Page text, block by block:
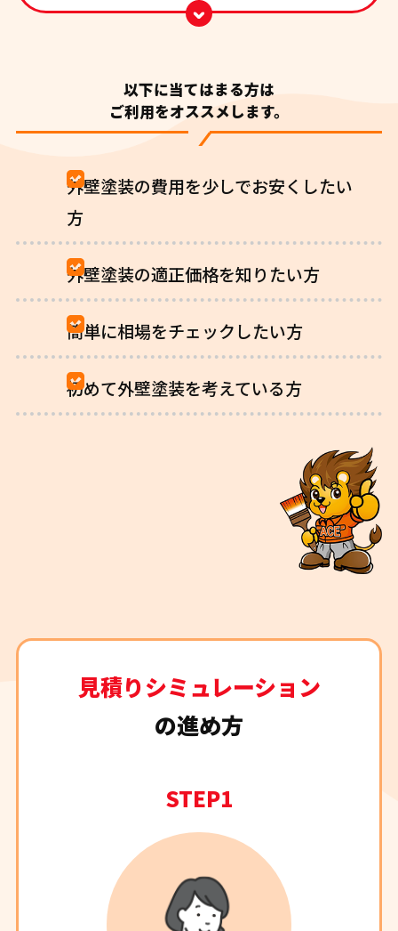
以下に当てはまる方は
ご利用をオススメします。
外壁塗装の費用を少しでお安くしたい
方
外壁塗装の適正価格を知りたい方
簡単に相場をチェックしたい方
初めて外壁塗装を考えている方
見積りシミュレーション
の進め方
STEP1